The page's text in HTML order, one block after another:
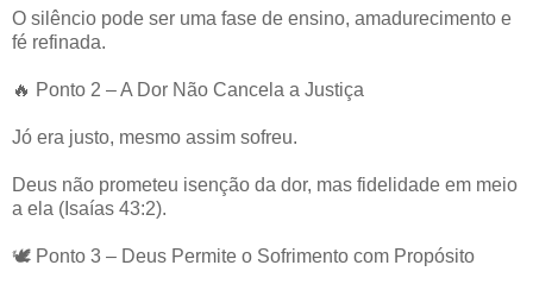
O silêncio pode ser uma fase de ensino, amadurecimento e
fé refinada.
🔥 Ponto 2 – A Dor Não Cancela a Justiça
Jó era justo, mesmo assim sofreu.
Deus não prometeu isenção da dor, mas fidelidade em meio
a ela (Isaías 43:2).
🕊️ Ponto 3 – Deus Permite o Sofrimento com Propósito